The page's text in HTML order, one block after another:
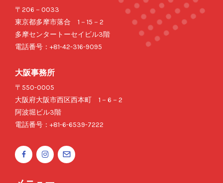
〒206－0033
東京都多摩市落合 1－15－2
多摩センタートーセイビル3階
電話番号：+81-42-316-9095
大阪事務所
〒550-0005
大阪府大阪市西区西本町 1－6－2
阿波堀ビル3階
電話番号：+81-6-6539-7222